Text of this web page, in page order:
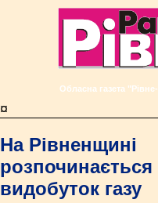
Обласна газета
¤
На Рівненщині
розпочинається
видобуток газу